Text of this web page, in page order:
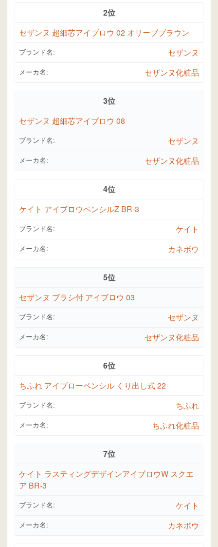
2位
セザンヌ 超細芯アイブロウ 02 オリーブブラウン
ブランド名: セザンヌ
メーカ名: セザンヌ化粧品
3位
セザンヌ 超細芯アイブロウ 08
ブランド名: セザンヌ
メーカ名: セザンヌ化粧品
4位
ケイト アイブロウペンシルZ BR-3
ブランド名: ケイト
メーカ名: カネボウ
5位
セザンヌ ブラシ付 アイブロウ 03
ブランド名: セザンヌ
メーカ名: セザンヌ化粧品
6位
ちふれ アイブローペンシル くり出し式 22
ブランド名: ちふれ
メーカ名: ちふれ化粧品
7位
ケイト ラスティングデザインアイブロウW スクエ
ア BR-3
ブランド名: ケイト
メーカ名: カネボウ